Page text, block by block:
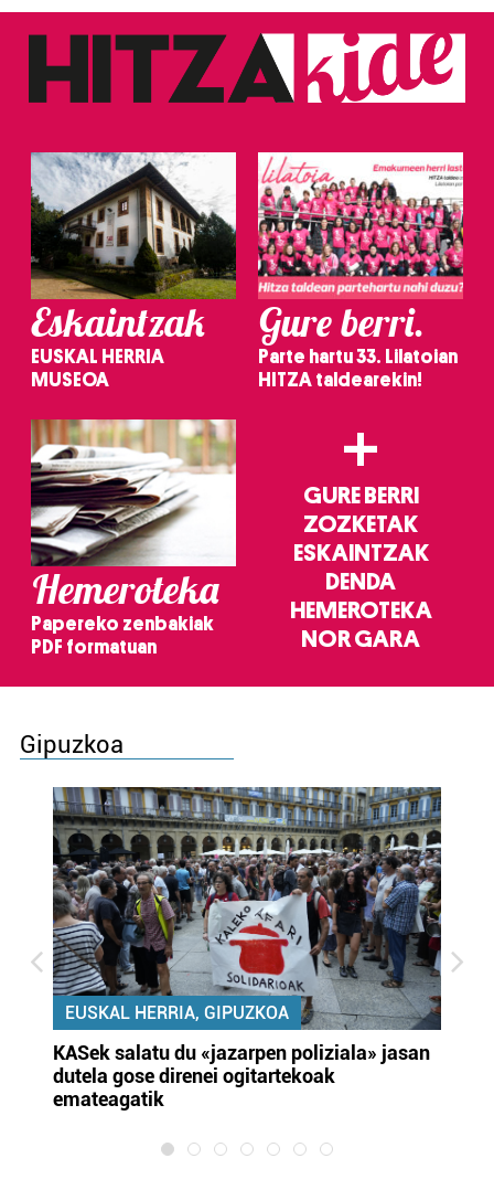
Eskaintzak
EUSKAL HERRIA
MUSEOA
Gure berri.
Parte hartu 33. Lilatoian
HITZA taldearekin!
Hemeroteka
Papereko zenbakiak
PDF formatuan
+
GURE BERRI
ZOZKETAK
ESKAINTZAK
DENDA
HEMEROTEKA
NOR GARA
Gipuzkoa
EUSKAL HERRIA, GIPUZKOA
KASek salatu du «jazarpen poliziala» jasan
dutela gose direnei ogitartekoak
emateagatik